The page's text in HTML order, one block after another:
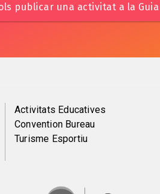
publicar una activitat a la Guia
Peu
de
Activitats Educatives
Convention Bureau
Turisme Esportiu